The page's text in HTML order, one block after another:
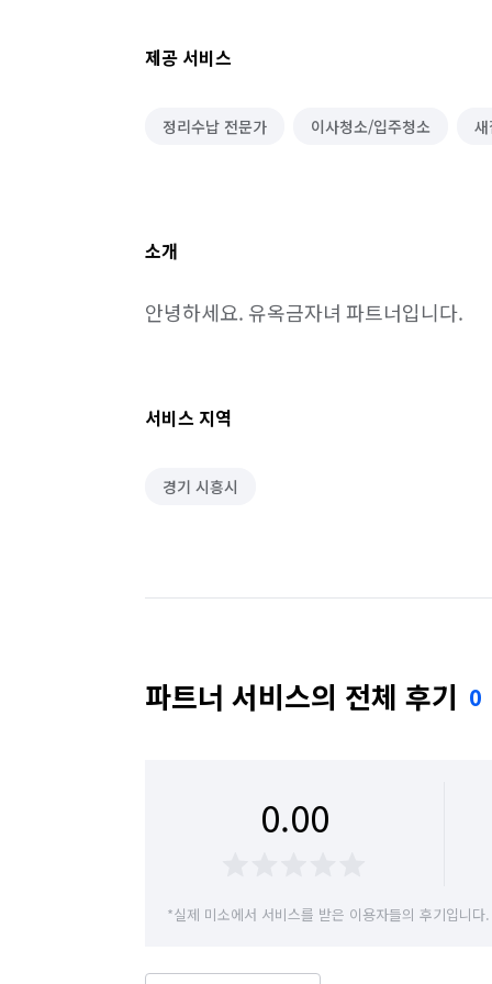
제공 서비스
정리수납 전문가 이사청소/입주청소
소개
안녕하세요. 유옥금자녀 파트너입니다.
서비스 지역
경기 시흥시
파트너 서비스의 전체 후기 0
0.00
*실제 미소에서 서비스를 받은 이용자들의 후기입니다.